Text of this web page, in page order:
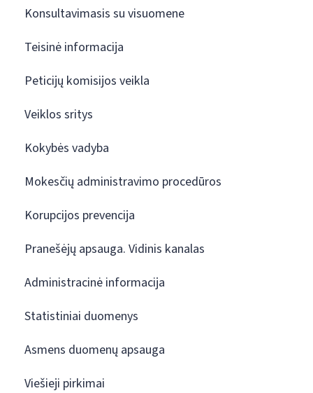
Konsultavimasis su visuomene
Teisinė informacija
Peticijų komisijos veikla
Veiklos sritys
Kokybės vadyba
Mokesčių administravimo procedūros
Korupcijos prevencija
Pranešėjų apsauga. Vidinis kanalas
Administracinė informacija
Statistiniai duomenys
Asmens duomenų apsauga
Viešieji pirkimai